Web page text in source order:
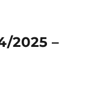
2025 –